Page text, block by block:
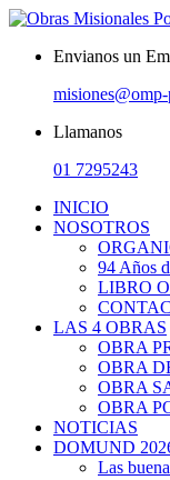
Envianos un
Llamanos
01 7295243
INICIO
NOSOTROS
94 Años
LIBRO
LAS 4 OBRAS
OBRA
OBRA
OBRA
OBRA
NOTICIAS
DOMUND
Las